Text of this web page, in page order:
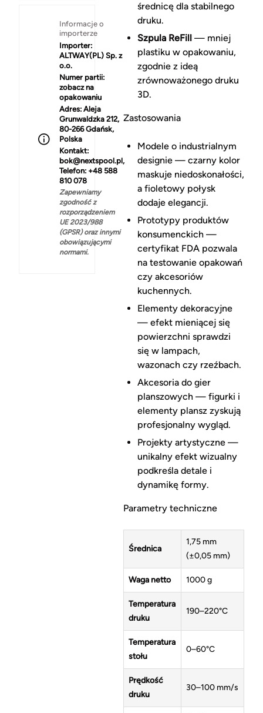
Informacje o
importerze
Importer:
ALTWAY(PL) Sp. z
o.o.
Numer partii:
zobacz na
opakowaniu
Adres: Aleja
Grunwaldzka 212,
80-266 Gdańsk,
Polska
Kontakt:
bok@nextspool.pl,
Telefon: +48 588
810 078
Zapewniamy
zgodność z
rozporządzeniem
UE 2023/988
(GPSR) oraz innymi
obowiązującymi
normami.
średnicę dla stabilnego
druku.
Szpula ReFill— mniej
plastiku w opakowaniu,
zgodnie z ideą
zrównoważonego druku
3D.
Zastosowania
Modele o industrialnym
designie — czarny kolor
maskuje niedoskonałości,
a fioletowy połysk
dodaje elegancji.
Prototypy produktów
konsumenckich —
certyfikat FDA pozwala
na testowanie opakowań
czy akcesoriów
kuchennych.
Elementy dekoracyjne
— efekt mieniącej się
powierzchni sprawdzi
się w lampach,
wazonach czy rzeźbach.
Akcesoria do gier
planszowych — figurki i
elementy plansz zyskują
profesjonalny wygląd.
Projekty artystyczne —
unikalny efekt wizualny
podkreśla detale i
dynamikę formy.
Parametry techniczne
Średnica
1,75 mm
(±0,05 mm)
Waga netto 1000 g
Temperatura
druku
190–220°C
Temperatura
stołu
0–60°C
Prędkość
druku
30–100 mm/s